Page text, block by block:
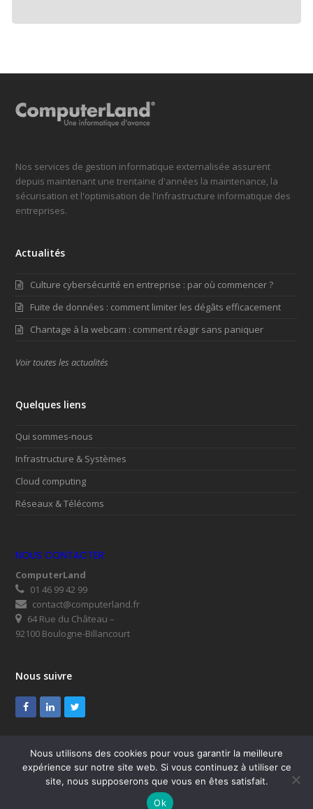
Nos services de gestion informatique externalisée assurent
depuis maintenant une trentaine d'années la maintenance, la
sécurisation et l'optimisation de l'infrastructure informatique des
entreprises.
Actualités
Culture cybersécurité en entreprise : par où commencer ?
Fuite de données : comment limiter les dégâts efficacement
Chantage à la webcam : comment réagir sans paniquer
Voir toutes les actualités
Quelques liens
Qui sommes-nous
Infrastructure & Systèmes
Cloud computing
Réseaux & Télécoms
NOUS CONTACTER
ComputerLand
01 46 99 42 99
contact@computerland.fr
64 Rue du Château –
92100 Boulogne-Billancourt
Nous suivre
Facebook
LinkedInTwitter
© ComputerLand 2026
SUPPORT
Mentions légales
Nous contacter
Nous utilisons des cookies pour vous garantir la meilleure
expérience sur notre site web. Si vous continuez à utiliser ce
site, nous supposerons que vous en êtes satisfait.
Ok